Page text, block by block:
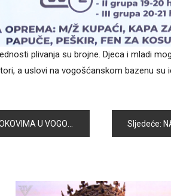
plivanja su brojne. Djeca i mladi
a uslovi na vogošćanskom bazenu su
U VOGOŠĆI Sljedeće: